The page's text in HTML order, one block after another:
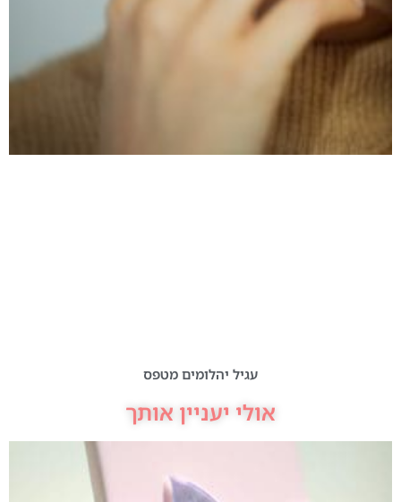
עגיל יהלומים מטפס
אולי יעניין אותך